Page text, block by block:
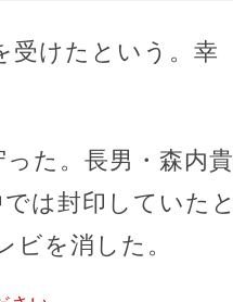
受けたという。幸
た。長男・森内貴
は封印していたと
を消した。